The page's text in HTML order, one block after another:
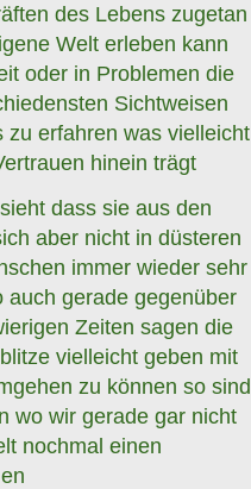
des Lebens zugetan
Welt erleben kann
oder in Problemen die
Sichtweisen
erfahren was vielleicht
hinein trägt
dass sie aus den
aber nicht in düsteren
immer wieder sehr
auch gerade gegenüber
Zeiten sagen die
vielleicht geben mit
zu können so sind
wo wir gerade gar nicht
nochmal einen